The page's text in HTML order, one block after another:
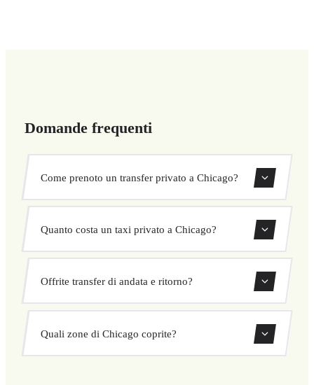
Domande frequenti
Come prenoto un transfer privato a Chicago?
confermare subito il tuo transfer. Scegli ritiro e
Quanto costa un taxi privato a Chicago?
concordato prima della partenza. Nessun costo nascosto né
Offrite transfer di andata e ritorno?
ritorno direttamente dal nostro sistema di prenotazione.
Quali zone di Chicago coprite?